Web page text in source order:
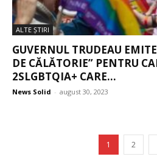
ALTE ŞTIRI
GUVERNUL TRUDEAU
DE CĂLĂTORIE” PENTRU
2SLGBTQIA+ CARE...
News Solid - august 30, 2023
1 2